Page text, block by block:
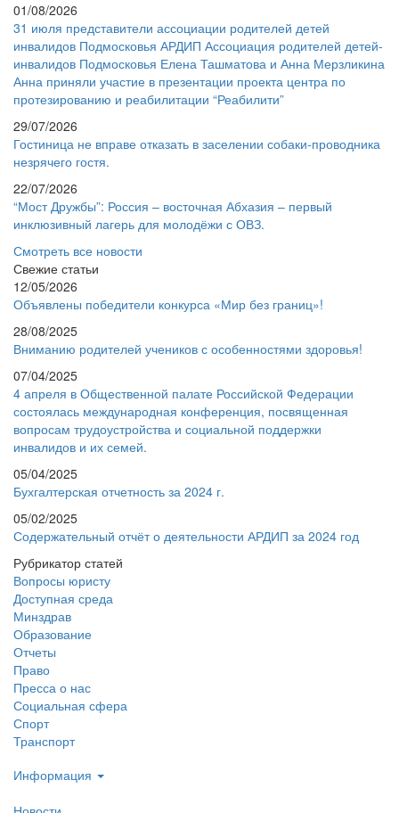
01/08/2026
31 июля представители ассоциации родителей детей
инвалидов Подмосковья АРДИП Ассоциация родителей детей-
инвалидов Подмосковья Елена Ташматова и Анна Мерзликина
Анна приняли участие в презентации проекта центра по
протезированию и реабилитации “Реабилити”
29/07/2026
Гостиница не вправе отказать в заселении собаки-проводника
незрячего гостя.
22/07/2026
“Мост Дружбы”: Россия – восточная Абхазия – первый
инклюзивный лагерь для молодёжи с ОВЗ.
Смотреть все новости
Свежие статьи
12/05/2026
Объявлены победители конкурса «Мир без границ»!
28/08/2025
Вниманию родителей учеников с особенностями здоровья!
07/04/2025
4 апреля в Общественной палате Российской Федерации
состоялась международная конференция, посвященная
вопросам трудоустройства и социальной поддержки
инвалидов и их семей.
05/04/2025
Бухгалтерская отчетность за 2024 г.
05/02/2025
Содержательный отчёт о деятельности АРДИП за 2024 год
Рубрикатор статей
Вопросы юристу
Доступная среда
Минздрав
Образование
Отчеты
Право
Пресса о нас
Социальная сфера
Спорт
Транспорт
Информация